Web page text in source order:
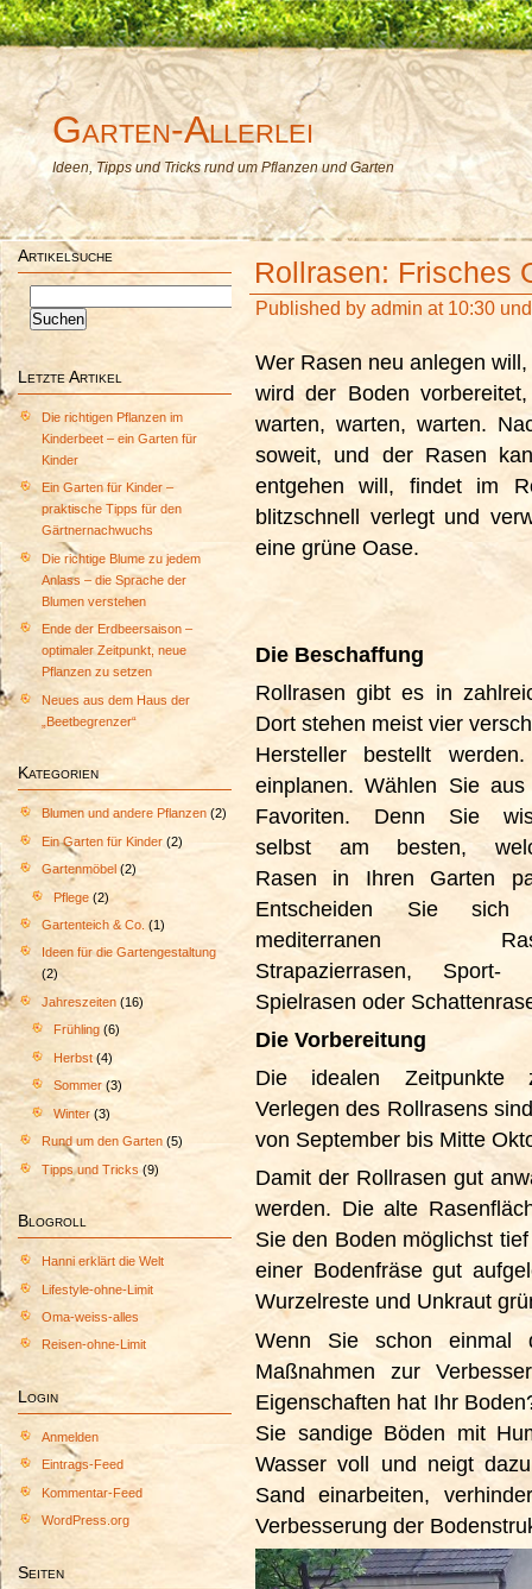
Garten-Allerlei
Ideen, Tipps und Tricks rund um Pflanzen und Garten
Artikelsuche
nach:
Letzte Artikel
Die richtigen Pflanzen im
Kinderbeet – ein Garten für
Kinder
Ein Garten für Kinder –
praktische Tipps für den
Gärtnernachwuchs
Die richtige Blume zu jedem
Anlass – die Sprache der
Blumen verstehen
Ende der Erdbeersaison –
optimaler Zeitpunkt, neue
Pflanzen zu setzen
Neues aus dem Haus der
„Beetbegrenzer“
Kategorien
Blumen und andere Pflanzen (2)
Ein Garten für Kinder (2)
Gartenmöbel (2)
Pflege (2)
Gartenteich & Co. (1)
Ideen für die Gartengestaltung
(2)
Jahreszeiten (16)
Frühling (6)
Herbst (4)
Sommer(3)
Winter (3)
Rund um den Garten (5)
Tipps und Tricks(9)
Blogroll
Hanni erklärt die Welt
Lifestyle-ohne-Limit
Oma-weiss-alles
Reisen-ohne-Limit
Login
Anmelden
Eintrags-Feed
Kommentar-Feed
WordPress.org
Seiten
Rollrasen: Frisches
Published by admin at 10:30
Wer Rasen neu anlegen
wird der Boden
warten, warten, warten.
soweit, und der Rasen
entgehen will, findet im
blitzschnell verlegt und
eine grüne Oase.
Die Beschaffung
Rollrasen gibt es in
Dort stehen meist vier
Hersteller bestellt
einplanen. Wählen Sie
Favoriten. Denn Sie
selbst am besten,
Rasen in Ihren Garten
Entscheiden Sie sich
mediterranen
Strapazierrasen, Sport-
Spielrasen oder
Die Vorbereitung
Die idealen Zeitpunkte
Verlegen des Rollrasens
von September bis Mitte
Damit der Rollrasen gut
werden. Die alte
Sie den Boden möglichst
einer Bodenfräse gut
Wurzelreste und Unkraut
Wenn Sie schon einmal
Maßnahmen zur
Eigenschaften hat Ihr
Sie sandige Böden mit
Wasser voll und neigt
Sand einarbeiten,
Verbesserung der